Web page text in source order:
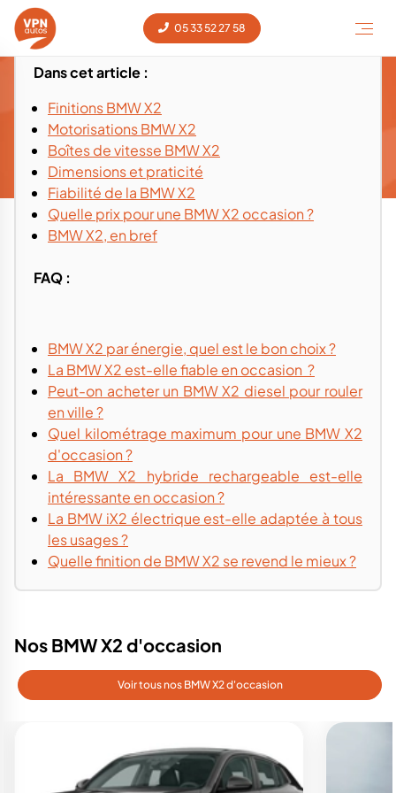
05 33 52 27 58
Guide d'achat et conseils - BMW X2
occasion
Voiture occasion ‹BMW‹X2‹Guide d'achat X2
Dans cet article :
Finitions BMW X2
Motorisations BMW X2
Boîtes de vitesse BMW X2
Dimensions et praticité
Fiabilité de la BMW X2
Quelle prix pour une BMW X2 occasion ?
BMW X2, en bref
FAQ :
BMW X2 par énergie, quel est le bon choix ?
La BMW X2 est-elle fiable en occasion ?
Peut-on acheter un BMW X2 diesel pour rouler
en ville ?
Quel kilométrage maximum pour une BMW X2
d'occasion ?
La BMW X2 hybride rechargeable est-elle
intéressante en occasion ?
La BMW iX2 électrique est-elle adaptée à tous
les usages ?
Quelle finition de BMW X2 se revend le mieux ?
Nos BMW X2 d'occasion
Voir tous nos BMW X2 d'occasion